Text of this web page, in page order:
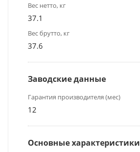
Вес нетто, кг
37.1
Вес брутто, кг
37.6
Заводские данные
Гарантия производителя (мес)
12
Основные характеристики